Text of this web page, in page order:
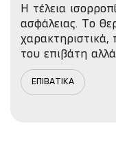
Η τέλεια
ασφάλειας. To
χαρακτηριστικά,
του επιβάτη
ΕΠΙΒΑΤΙΚΑ